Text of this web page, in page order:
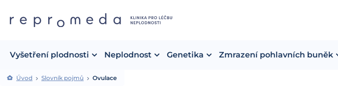
Vyšetření plodnosti Neplodnost Genetika Zmrazení pohlavních buněk
Úvod Slovník pojmů Ovulace